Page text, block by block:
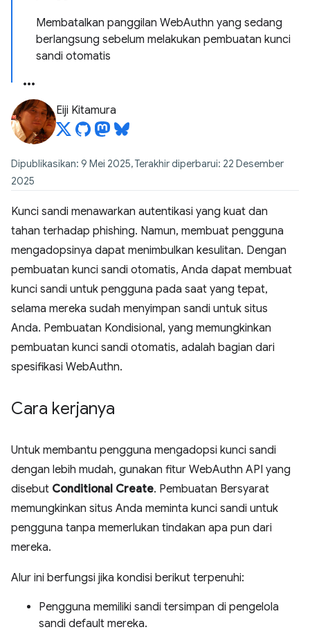
Membatalkan panggilan WebAuthn yang sedang
berlangsung sebelum melakukan pembuatan kunci
sandi otomatis
Eiji Kitamura
Dipublikasikan: 9 Mei 2025, Terakhir diperbarui: 22 Desember
2025
Kunci sandi menawarkan autentikasi yang kuat dan
tahan terhadap phishing. Namun, membuat pengguna
mengadopsinya dapat menimbulkan kesulitan. Dengan
pembuatan kunci sandi otomatis, Anda dapat membuat
kunci sandi untuk pengguna pada saat yang tepat,
selama mereka sudah menyimpan sandi untuk situs
Anda. Pembuatan Kondisional, yang memungkinkan
pembuatan kunci sandi otomatis, adalah bagian dari
spesifikasi WebAuthn.
Cara kerjanya
Untuk membantu pengguna mengadopsi kunci sandi
dengan lebih mudah, gunakan fitur WebAuthn API yang
disebut Conditional Create. Pembuatan Bersyarat
memungkinkan situs Anda meminta kunci sandi untuk
pengguna tanpa memerlukan tindakan apa pun dari
mereka.
Alur ini berfungsi jika kondisi berikut terpenuhi:
Pengguna memiliki sandi tersimpan di pengelola
sandi default mereka.